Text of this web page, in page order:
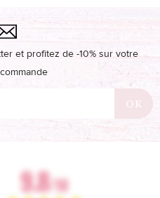
et profitez de -10% sur votre